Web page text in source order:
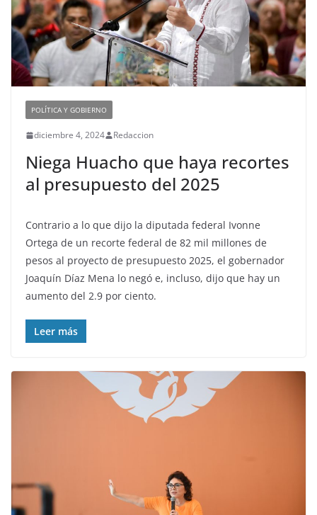
POLÍTICA Y GOBIERNO
diciembre 4, 2024 Redaccion
Niega Huacho que haya recortes
al presupuesto del 2025
Contrario a lo que dijo la diputada federal Ivonne
Ortega de un recorte federal de 82 mil millones de
pesos al proyecto de presupuesto 2025, el gobernador
Joaquín Díaz Mena lo negó e, incluso, dijo que hay un
aumento del 2.9 por ciento.
Leer más